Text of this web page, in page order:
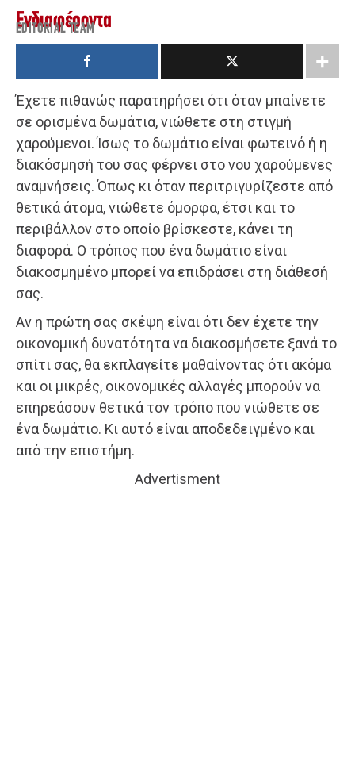
Ενδιαφέροντα
EDITORIAL TEAM
Έχετε πιθανώς παρατηρήσει ότι όταν μπαίνετε
σε ορισμένα δωμάτια, νιώθετε στη στιγμή
χαρούμενοι. Ίσως το δωμάτιο είναι φωτεινό ή η
διακόσμησή του σας φέρνει στο νου χαρούμενες
αναμνήσεις. Όπως κι όταν περιτριγυρίζεστε από
θετικά άτομα, νιώθετε όμορφα, έτσι και το
περιβάλλον στο οποίο βρίσκεστε, κάνει τη
διαφορά. Ο τρόπος που ένα δωμάτιο είναι
διακοσμημένο μπορεί να επιδράσει στη διάθεσή
σας.
Αν η πρώτη σας σκέψη είναι ότι δεν έχετε την
οικονομική δυνατότητα να διακοσμήσετε ξανά το
σπίτι σας, θα εκπλαγείτε μαθαίνοντας ότι ακόμα
και οι μικρές, οικονομικές αλλαγές μπορούν να
επηρεάσουν θετικά τον τρόπο που νιώθετε σε
ένα δωμάτιο. Κι αυτό είναι αποδεδειγμένο και
από την επιστήμη.
Advertisment